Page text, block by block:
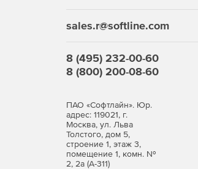
sales.r@softline.com
8 (495) 232-00-60
8 (800) 200-08-60
ПАО «Софтлайн». Юр.
адрес: 119021, г.
Москва, ул. Льва
Толстого, дом 5,
строение 1, этаж 3,
помещение 1, комн. №
2, 2а (А-311)